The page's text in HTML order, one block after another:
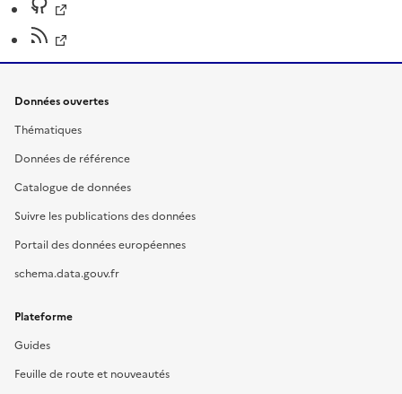
Données ouvertes
Thématiques
Données de référence
Catalogue de données
Suivre les publications des données
Portail des données européennes
schema.data.gouv.fr
Plateforme
Guides
Feuille de route et nouveautés